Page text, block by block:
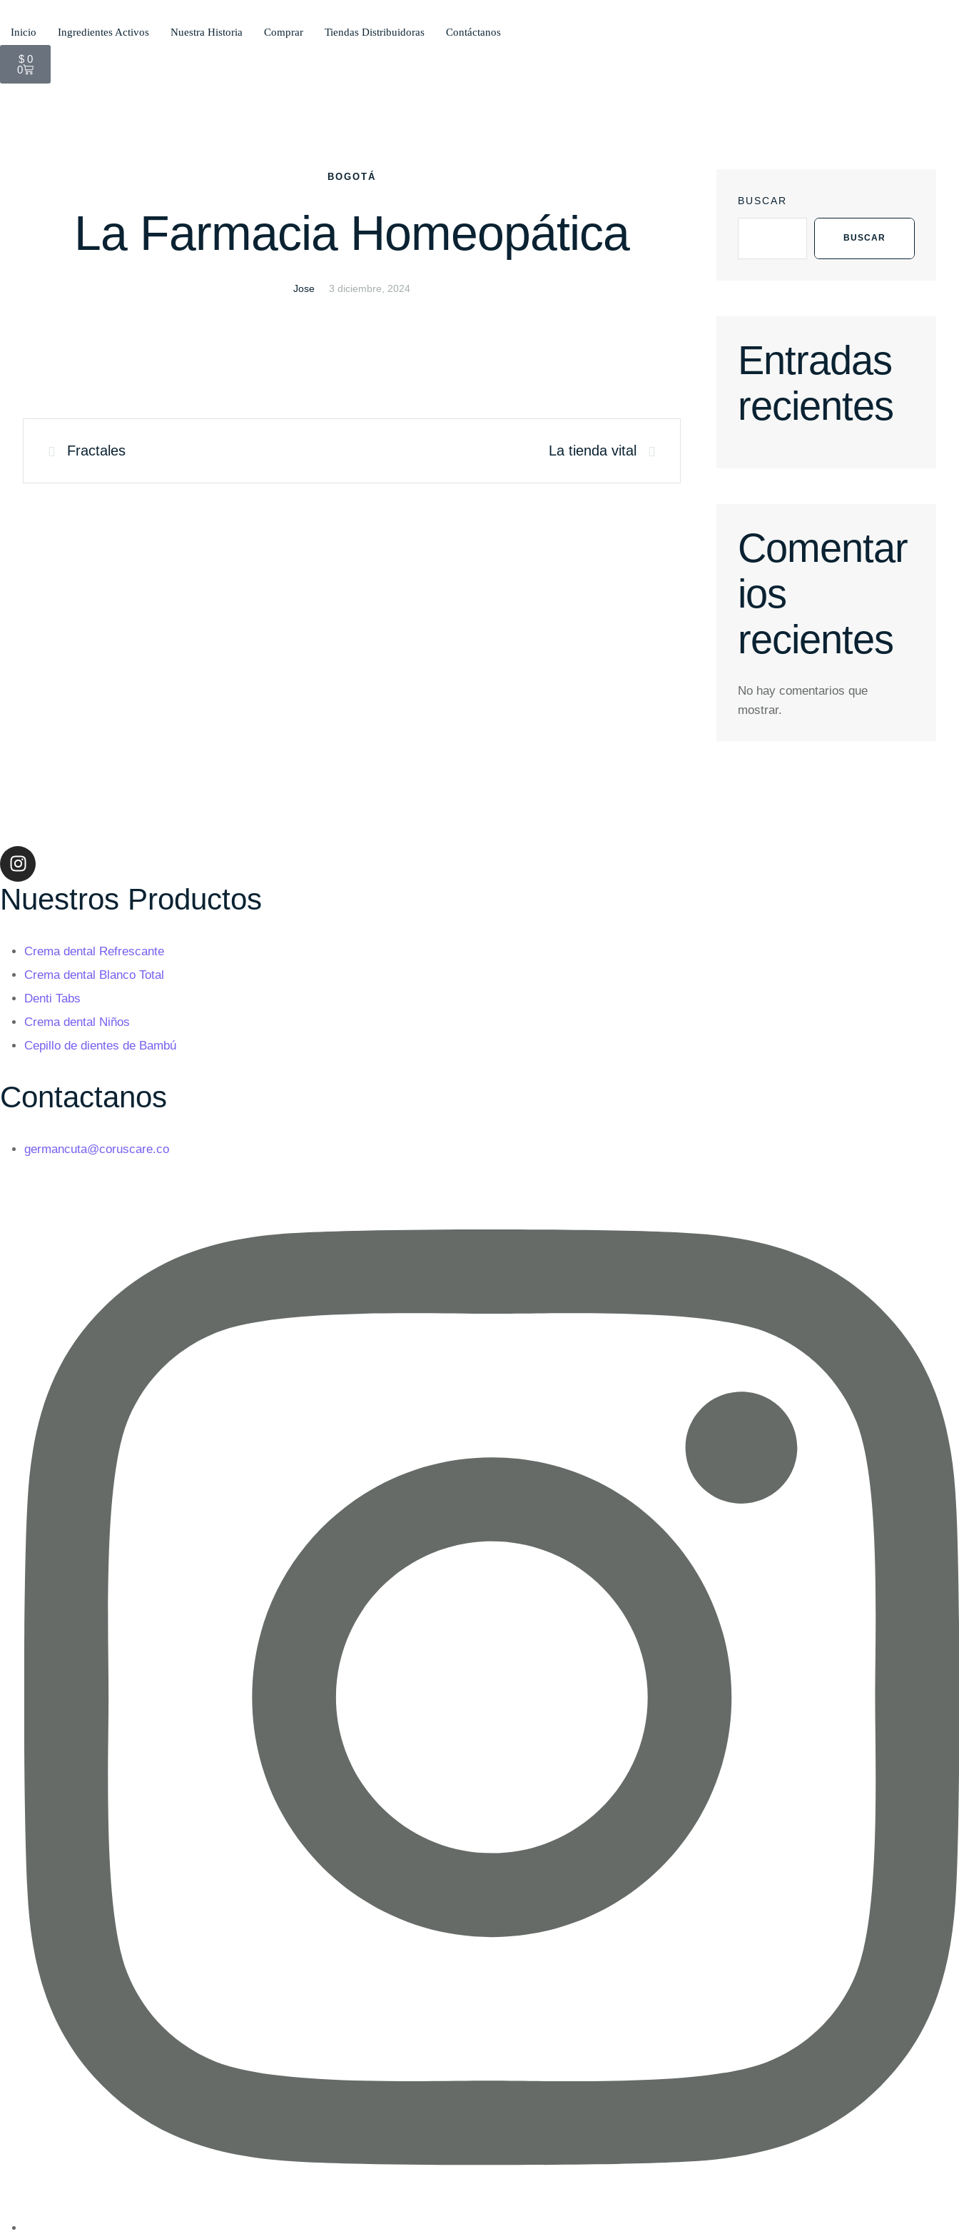
Inicio Ingredientes Activos Nuestra Historia Comprar Tiendas Distribuidoras Contáctanos
$0
0
BOGOTÁ
La Farmacia Homeopática
Jose 3 diciembre, 2024
Fractales La tienda vital
BUSCAR
BUSCAR
Entradas
recientes
Comentar
ios
recientes
No hay comentarios que
mostrar.
Nuestros Productos
Crema dental Refrescante
Crema dental Blanco Total
Denti Tabs
Crema dental Niños
Cepillo de dientes de Bambú
Contactanos
germancuta@coruscare.co